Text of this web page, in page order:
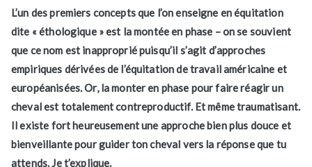
de
monter
en
phase
quand
ton
comprend
L’un des premiers concepts que l’on enseigne en équitation
dite « éthologique » est la montée en phase – on se souvient
que ce nom est inapproprié puisqu’il s’agit d’approches
empiriques dérivées de l’équitation de travail américaine et
européanisées. Or, la monter en phase pour faire réagir un
cheval est totalement contreproductif. Et même traumatisant.
Il existe fort heureusement une approche bien plus douce et
bienveillante pour guider ton cheval vers la réponse que tu
attends. Je t’explique.